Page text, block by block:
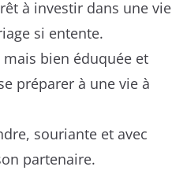
à investir dans une vie
si entente.
bien éduquée et
préparer à une vie à
souriante et avec
partenaire.